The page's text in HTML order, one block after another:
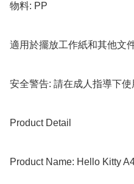
物料: PP
適用於擺放工作紙和其他文
安全警告: 請在成人指導下使
Product Detail
Product Name: Hello Kitty